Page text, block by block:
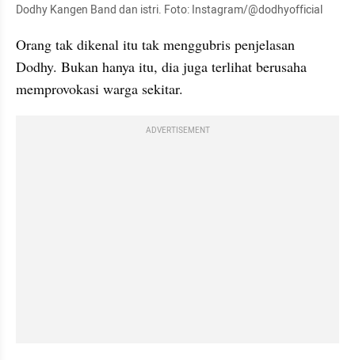
Dodhy Kangen Band dan istri. Foto: Instagram/@dodhyofficial
Orang tak dikenal itu tak menggubris penjelasan
Dodhy. Bukan hanya itu, dia juga terlihat berusaha
memprovokasi warga sekitar.
ADVERTISEMENT